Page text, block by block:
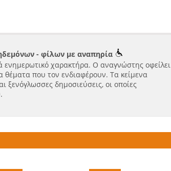
- φίλων με αναπηρία
χαρακτήρα. Ο αναγνώστης οφείλει
θέματα που τον ενδιαφέρουν. Τα κείμενα
ξενόγλωσσες δημοσιεύσεις, οι οποίες